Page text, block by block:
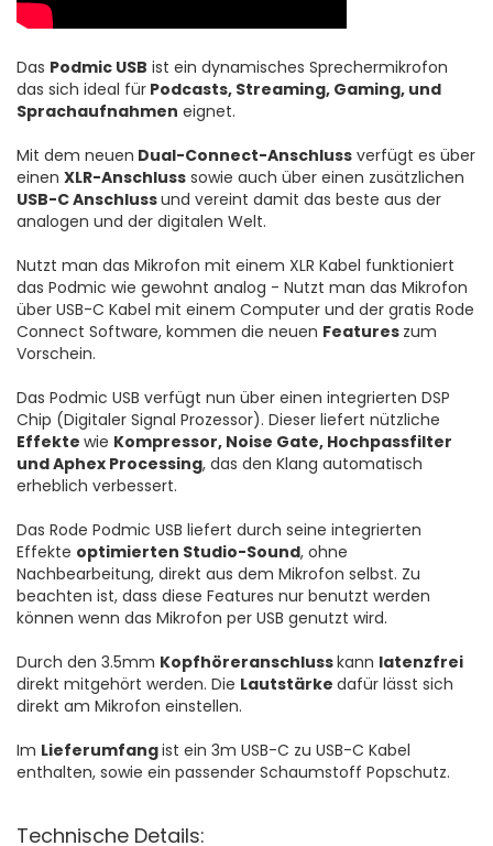
Das Podmic USB ist ein dynamisches Sprechermikrofon
das sich ideal für Podcasts, Streaming, Gaming, und
Sprachaufnahmen eignet.
Mit dem neuen Dual-Connect-Anschluss verfügt es über
einen XLR-Anschluss sowie auch über einen zusätzlichen
USB-C Anschlussund vereint damit das beste aus der
analogen und der digitalen Welt.
Nutzt man das Mikrofon mit einem XLR Kabel funktioniert
das Podmic wie gewohnt analog - Nutzt man das Mikrofon
über USB-C Kabel mit einem Computer und der gratis Rode
Connect Software, kommen die neuen Features zum
Vorschein.
Das Podmic USB verfügt nun über einen integrierten DSP
Chip (Digitaler Signal Prozessor). Dieser liefert nützliche
Effekte wie Kompressor, Noise Gate, Hochpassfilter
und Aphex Processing, das den Klang automatisch
erheblich verbessert.
Das Rode Podmic USB liefert durch seine integrierten
Effekte optimierten Studio-Sound, ohne
Nachbearbeitung, direkt aus dem Mikrofon selbst. Zu
beachten ist, dass diese Features nur benutzt werden
können wenn das Mikrofon per USB genutzt wird.
Durch den 3.5mm Kopfhöreranschlusskann latenzfrei
direkt mitgehört werden. Die Lautstärke dafür lässt sich
direkt am Mikrofon einstellen.
Im Lieferumfangist ein 3m USB-C zu USB-C Kabel
enthalten, sowie ein passender Schaumstoff Popschutz.
Technische Details: